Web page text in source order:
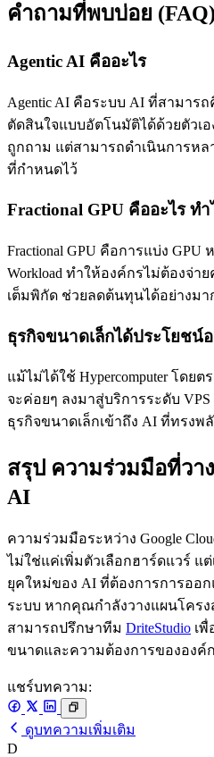
คำถามที่พบบ่อย (FAQ)
Agentic AI คืออะไร
Agentic AI คือระบบ AI ที่สามาร
ตัดสินใจแบบอัตโนมัติได้ด้วยตัวเ
ถูกถาม แต่สามารถดำเนินการห
ที่กำหนดไว้
Fractional GPU คืออะไร ท
Fractional GPU คือการแบ่ง
Workload ทำให้องค์กรไม่ต้องจ่า
เต็มพิกัด ช่วยลดต้นทุนได้อย่างมา
ธุรกิจขนาดเล็กได้ประโยชน์
แม้ไม่ได้ใช้ Hypercomputer โด
จะค่อยๆ ลงมาสู่บริการระดับ VPS
ธุรกิจขนาดเล็กเข้าถึง AI ที่ทรงพ
สรุป ความร่วมมือที่วา
AI
ความร่วมมือระหว่าง Google
ไม่ใช่แค่เพิ่มตัวเลือกฮาร์ดแวร์ แ
ยุคใหม่ของ AI ที่ต้องการการออ
ระบบ หากคุณกำลังวางแผนโคร
สามารถปรึกษาทีม DriteStudio เ
ขนาดและความต้องการขององค์
แชร์บทความ:
ดูบทความเพิ่มเติม
D